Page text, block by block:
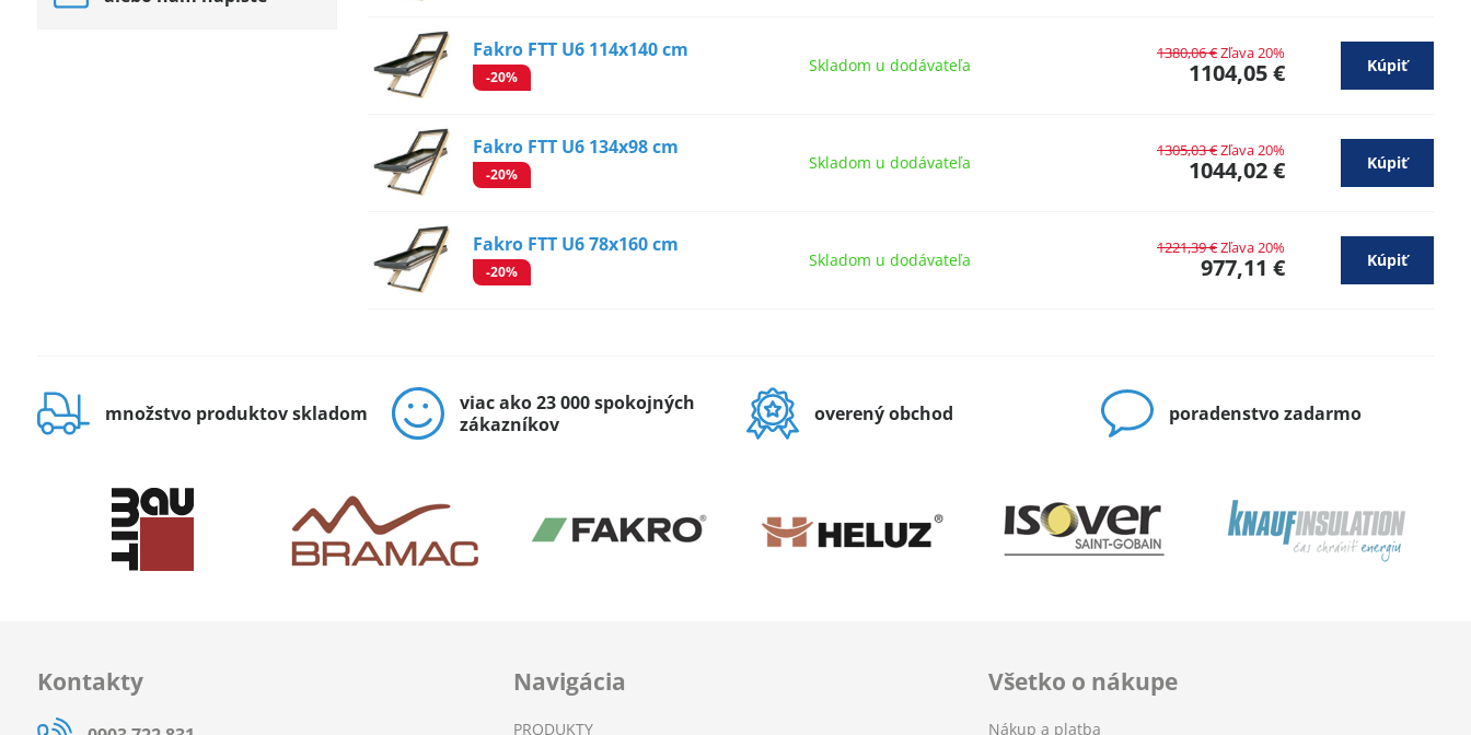
Fakro FTT U6 114x140 cm
-20%
Skladom u dodávateľa 1104,05 €
1380,06 €Zľava 20%
Kúpiť
Fakro FTT U6 134x98 cm
-20%
Skladom u dodávateľa 1044,02 €
1305,03 €Zľava 20%
Kúpiť
Fakro FTT U6 78x160 cm
-20%
Skladom u dodávateľa 977,11 €
1221,39 €Zľava 20%
Kúpiť
množstvo produktov skladom
viac ako 23 000 spokojných
zákazníkov
overený obchod poradenstvo zadarmo
Kontakty Navigácia
PRODUKTY
Všetko o nákupe
Nákup a platba